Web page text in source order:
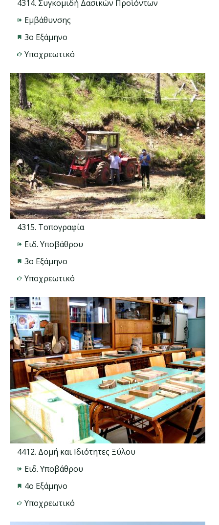
4314. Συγκομιδή Δασικών Προϊόντων
Εμβάθυνσης
3ο Εξάμηνο
Υποχρεωτικό
4315. Τοπογραφία
Ειδ. Υποβάθρου
3ο Εξάμηνο
Υποχρεωτικό
4412. Δομή και Ιδιότητες Ξύλου
Ειδ. Υποβάθρου
4ο Εξάμηνο
Υποχρεωτικό